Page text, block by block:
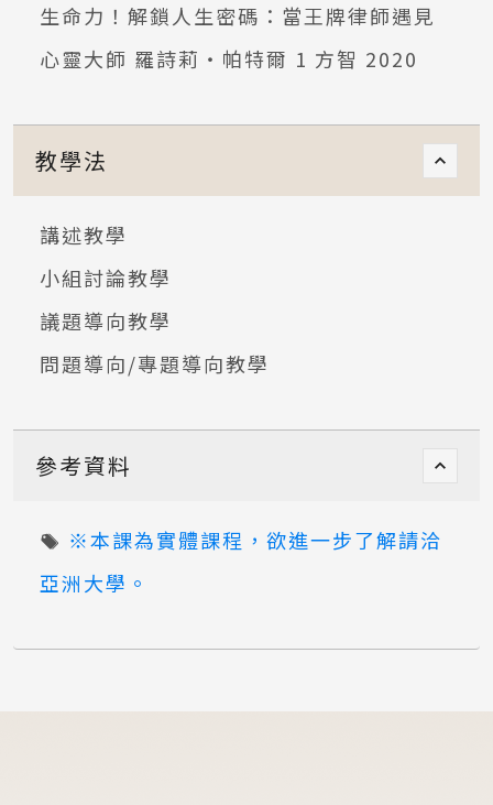
生命力！解鎖人生密碼：當王牌律師遇見
心靈大師 羅詩莉‧帕特爾 1 方智 2020
教學法
講述教學
小組討論教學
議題導向教學
問題導向/專題導向教學
參考資料
※本課為實體課程，欲進一步了解請洽
亞洲大學。